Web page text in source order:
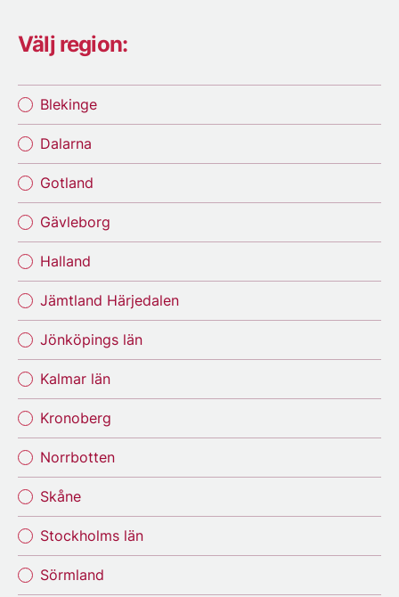
Välj region:
Blekinge
Dalarna
Gotland
Gävleborg
Halland
Jämtland Härjedalen
Jönköpings län
Kalmar län
Kronoberg
Norrbotten
Skåne
Stockholms län
Sörmland